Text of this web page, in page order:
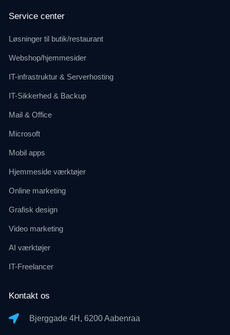
Service center
Løsninger til butik/restaurant
Webshop/hjemmesider
IT-infrastruktur & Serverhosting
IT-Sikkerhed & Backup
Mail & Office
Microsoft
Mobil apps
Hjemmeside værktøjer
Online marketing
Grafisk design
Video marketing
AI værktøjer
IT-Freelancer
Kontakt os
Bjerggade 4H, 6200 Aabenraa